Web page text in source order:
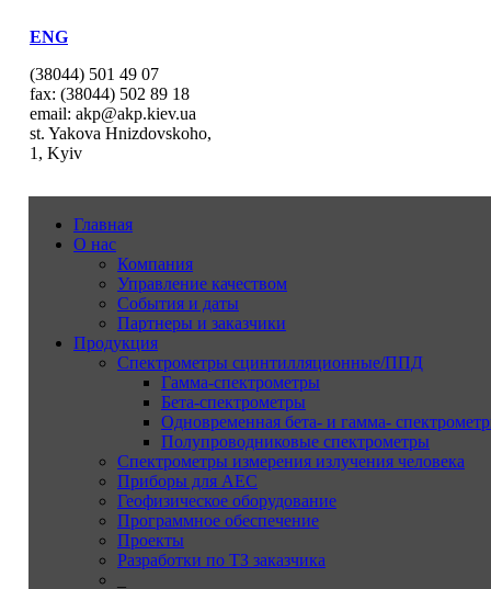
ENG
(38044) 501 49 07
fax: (38044) 502 89 18
email: akp@akp.kiev.ua
st. Yakova Hnizdovskoho,
1, Kyiv
Главная
О нас
Компания
Управление качеством
События и даты
Партнеры и заказчики
Продукция
Спектрометры сцинтилляционные/ППД
Гамма-спектрометры
Бета-спектрометры
Одновременная бета- и гамма-
Полупроводниковые спектрометры
Спектрометры измерения излучения человека
Приборы для АЕС
Геофизическое оборудование
Программное обеспечение
Проекты
Разработки по ТЗ заказчика